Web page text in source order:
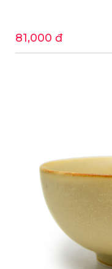
81,000 đ